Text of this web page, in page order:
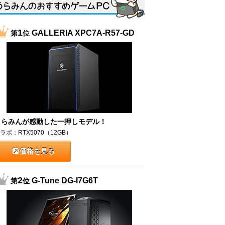
第1位GALLERIA XPC7A-R57-GD
みんが感動した一押しモデル！
ボ：RTX5070（12GB）
価格を見る
第2位G-Tune DG-I7G6T